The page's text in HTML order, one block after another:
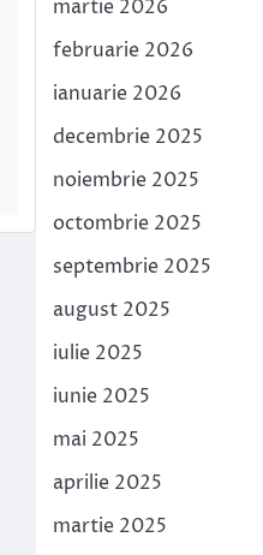
martie 2026
februarie 2026
ianuarie 2026
decembrie 2025
noiembrie 2025
octombrie 2025
septembrie 2025
august 2025
iulie 2025
iunie 2025
mai 2025
aprilie 2025
martie 2025